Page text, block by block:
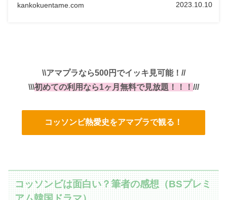
kankokuentame.com 2023.10.10
\\アマプラなら500円でイッキ見可能！//
\\\初めての利用なら1ヶ月無料で見放題！！！ ///
コッソンビ熱愛史をアマプラで観る！
コッソンビは面白い？筆者の感想（BSプレミ